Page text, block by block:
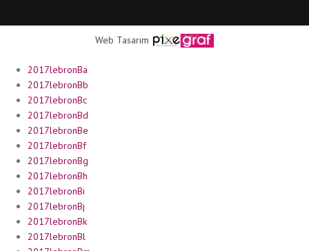
Web Tasarım
2017lebronBa
2017lebronBb
2017lebronBc
2017lebronBd
2017lebronBe
2017lebronBf
2017lebronBg
2017lebronBh
2017lebronBi
2017lebronBj
2017lebronBk
2017lebronBl